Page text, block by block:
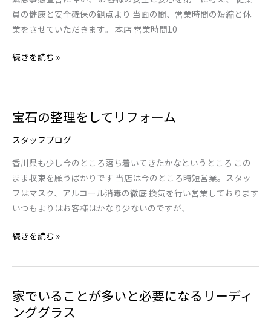
員の健康と安全確保の観点より 当面の間、営業時間の短縮と休
業をさせていただきます。 本店 営業時間10
お
知
せ
続きを読む »
宝石の整理をしてリフォーム
スタッフブログ
香川県も少し今のところ落ち着いてきたかなというところ この
まま収束を願うばかりです 当店は今のところ時短営業。スタッ
フはマスク、アルコール消毒の徹底 換気を行い営業しております
いつもよりはお客様はかなり少ないのですが、
宝
の
整
理
を
し
リ
ォ
ム
続きを読む »
家でいることが多いと必要になるリーディ
ンググラス
家
で